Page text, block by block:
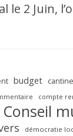
le 2 Juin,
budget cantine
compte
Conseil
démocratie